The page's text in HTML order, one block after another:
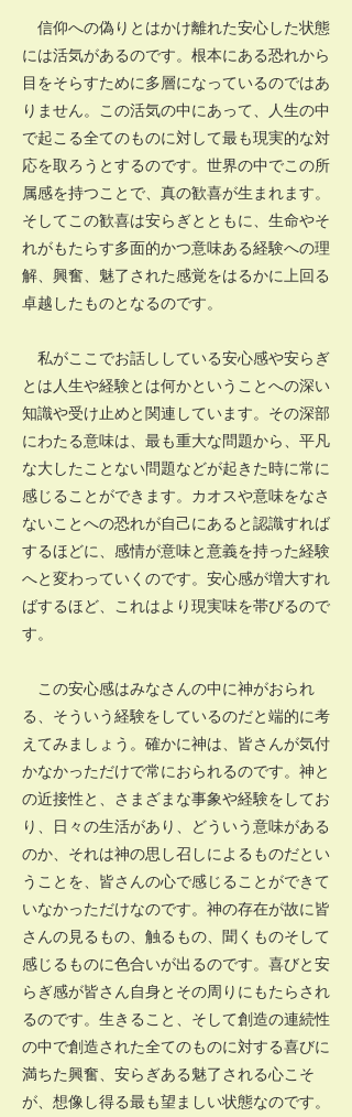
信仰への偽りとはかけ離れた安心した状態
には活気があるのです。根本にある恐れから
目をそらすために多層になっているのではあ
りません。この活気の中にあって、人生の中
で起こる全てのものに対して最も現実的な対
応を取ろうとするのです。世界の中でこの所
属感を持つことで、真の歓喜が生まれます。
そしてこの歓喜は安らぎとともに、生命やそ
れがもたらす多面的かつ意味ある経験への理
解、興奮、魅了された感覚をはるかに上回る
卓越したものとなるのです。
私がここでお話ししている安心感や安らぎ
とは人生や経験とは何かということへの深い
知識や受け止めと関連しています。その深部
にわたる意味は、最も重大な問題から、平凡
な大したことない問題などが起きた時に常に
感じることができます。カオスや意味をなさ
ないことへの恐れが自己にあると認識すれば
するほどに、感情が意味と意義を持った経験
へと変わっていくのです。安心感が増大すれ
ばするほど、これはより現実味を帯びるので
す。
この安心感はみなさんの中に神がおられ
る、そういう経験をしているのだと端的に考
えてみましょう。確かに神は、皆さんが気付
かなかっただけで常におられるのです。神と
の近接性と、さまざまな事象や経験をしてお
り、日々の生活があり、どういう意味がある
のか、それは神の思し召しによるものだとい
うことを、皆さんの心で感じることができて
いなかっただけなのです。神の存在が故に皆
さんの見るもの、触るもの、聞くものそして
感じるものに色合いが出るのです。喜びと安
らぎ感が皆さん自身とその周りにもたらされ
るのです。生きること、そして創造の連続性
の中で創造された全てのものに対する喜びに
満ちた興奮、安らぎある魅了される心こそ
が、想像し得る最も望ましい状態なのです。